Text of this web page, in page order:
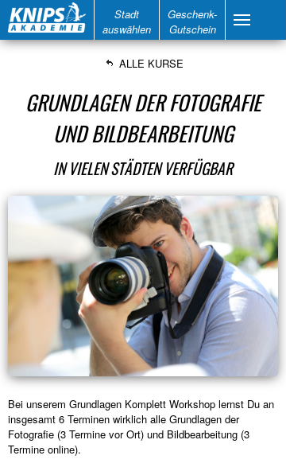
Stadt
auswählen
Geschenk-
Gutschein
ALLE KURSE
GRUNDLAGEN DER FOTOGRAFIE
UND BILDBEARBEITUNG
IN VIELEN STÄDTEN VERFÜGBAR
Bei unserem Grundlagen Komplett Workshop lernst Du an
insgesamt 6 Terminen wirklich alle Grundlagen der
Fotografie (3 Termine vor Ort) und Bildbearbeitung (3
Termine online).